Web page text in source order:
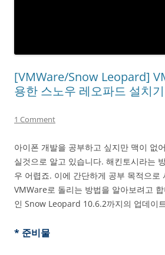
[VMWare/Snow Leopard]
용한 스노우 레오파드 설치기
1 Comment
아이폰 개발을 공부하고 싶지만 맥이 없
실것으로 알고 있습니다. 해킨토시라는
우 어렵죠. 이에 간단하게 공부 목적으로
VMWare로 돌리는 방법을 알아보려고
인 Snow Leopard 10.6.2까지의 업데이
* 준비물